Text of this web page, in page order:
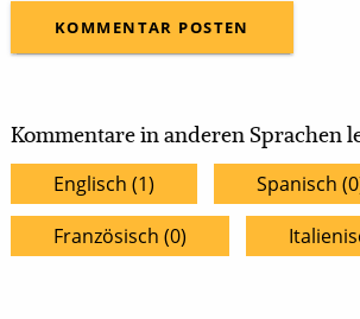
Kommentare in anderen Sprachen
Englisch (1) Spanisch
Französisch (0)